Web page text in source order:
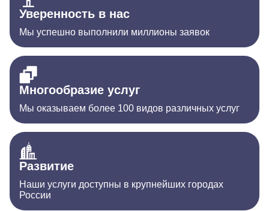
Уверенность в нас
Мы успешно выполнили миллионы заявок
Многообразие услуг
Мы оказываем более 100 видов различных услуг
Развитие
Наши услуги доступны в крупнейших городах
России